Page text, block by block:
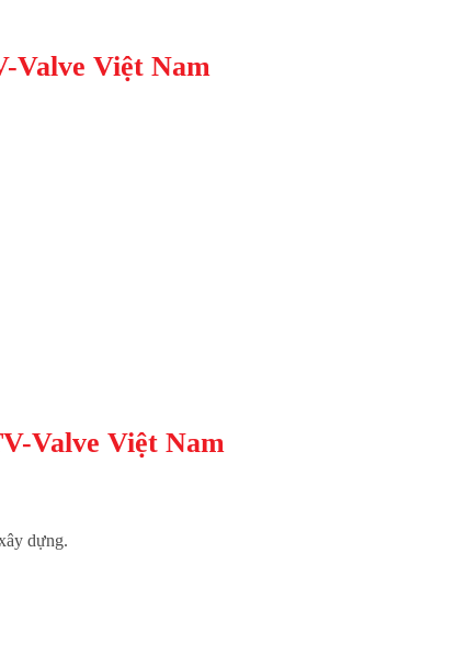
Valve Việt Nam
Valve Việt Nam
dựng.